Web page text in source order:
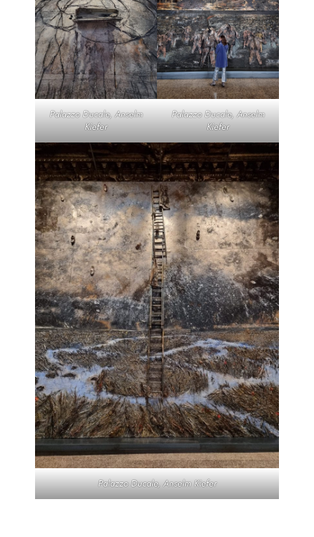
Palazzo Ducale, Anselm
Kiefer
Palazzo Ducale, Anselm
Kiefer
Palazzo Ducale, Anselm Kiefer